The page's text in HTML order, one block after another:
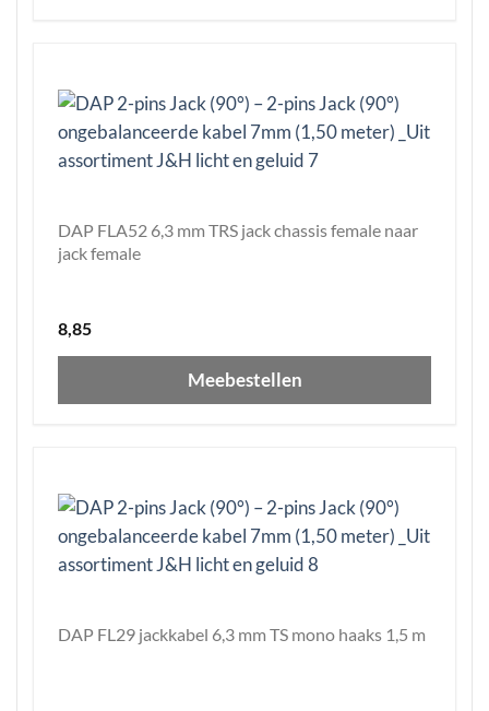
DAP FLA52 6,3 mm TRS jack chassis female naar
jack female
8,85
Meebestellen
DAP FL29 jackkabel 6,3 mm TS mono haaks 1,5 m